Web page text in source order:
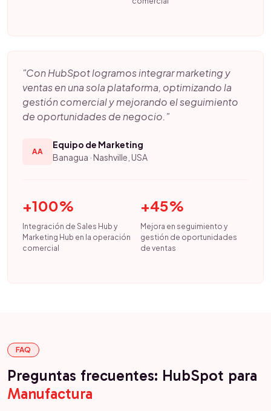
"Con HubSpot logramos integrar marketing y
ventas en una sola plataforma, optimizando la
gestión comercial y mejorando el seguimiento
de oportunidades de negocio."
AA
Equipo de Marketing
Banagua · Nashville, USA
+100%
Integración de Sales Hub y
Marketing Hub en la operación
comercial
+45%
Mejora en seguimiento y
gestión de oportunidades
de ventas
FAQ
Preguntas frecuentes: HubSpot para
Manufactura